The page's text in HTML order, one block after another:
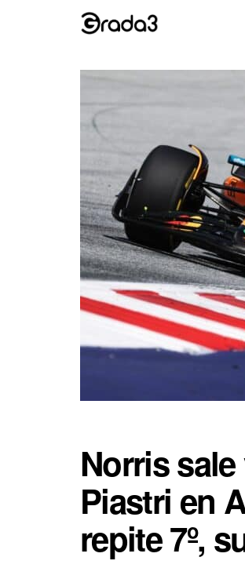
Norris
Piastri en
repite 7º,